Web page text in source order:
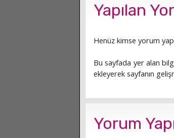
Yapılan
Henüz kimse yorum
Bu sayfada yer alan
ekleyerek sayfanın
Yorum